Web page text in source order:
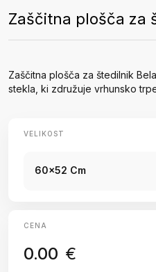
Zaščitna plošča za
Zaščitna plošča za štedilnik
stekla, ki združuje vrhunsko
VELIKOST
60x52 Cm
CENA
0.00 €